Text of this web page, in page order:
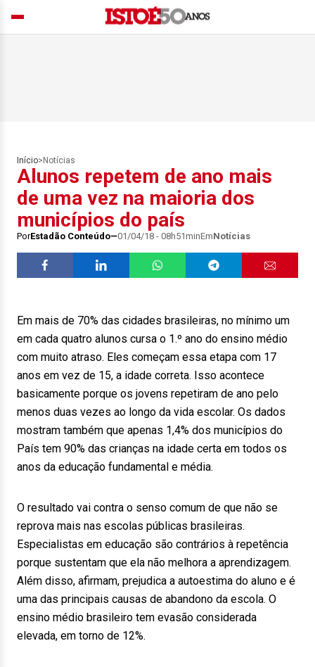
Início> Notícias
Alunos repetem de ano mais
de uma vez na maioria dos
municípios do país
PorEstadão Conteúdo 01/04/18 - 08h51minEmNotícias
Em mais de 70% das cidades brasileiras, no mínimo um
em cada quatro alunos cursa o 1.º ano do ensino médio
com muito atraso. Eles começam essa etapa com 17
anos em vez de 15, a idade correta. Isso acontece
basicamente porque os jovens repetiram de ano pelo
menos duas vezes ao longo da vida escolar. Os dados
mostram também que apenas 1,4% dos municípios do
País tem 90% das crianças na idade certa em todos os
anos da educação fundamental e média.
O resultado vai contra o senso comum de que não se
reprova mais nas escolas públicas brasileiras.
Especialistas em educação são contrários à repetência
porque sustentam que ela não melhora a aprendizagem.
Além disso, afirmam, prejudica a autoestima do aluno e é
uma das principais causas de abandono da escola. O
ensino médio brasileiro tem evasão considerada
elevada, em torno de 12%.